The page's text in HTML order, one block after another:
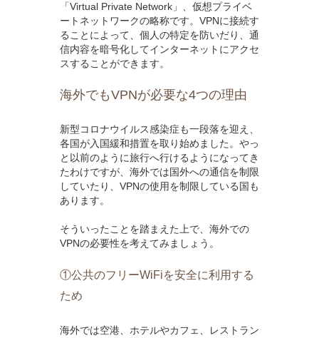
「Virtual Private Network」、仮想プライベ
ートネットワークの略称です。VPNに接続す
ることによって、個人の特定を防いだり、通
信内容を暗号化してインターネットにアクセ
スすることができます。
海外でもVPNが必要な4つの理由
新型コロナウイルス感染症も一段落を迎え、
各国が入国緩和措置を取り始めました。やっ
と以前のように旅行へ行けるようになってき
たわけですが、海外では国外への通信を制限
していたり、VPNの使用を制限している国も
あります。
そういったことを踏まえた上で、海外での
VPNの必要性を考えてみましょう。
①公共のフリーWiFiを安全に利用する
ため
海外では空港、ホテルやカフェ、レストラン